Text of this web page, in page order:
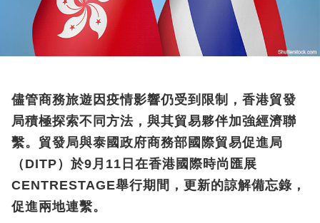
儘管商務旅遊因疫情影響仍受到限制，香港貿發
局積極探索不同方法，與其貿易夥伴加強經濟聯
繫。貿發局與泰國政府商務部國際貿易促進局
（DITP）於9月11日在香港國際時尚匯展
CENTRESTAGE舉行期間，更新的諒解備忘錄，
促進兩地連繫。